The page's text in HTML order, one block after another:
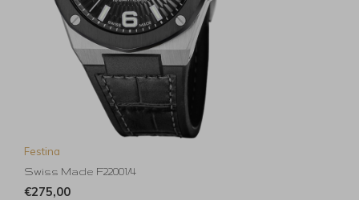
Festina
Swiss Made F22001/4
€275,00